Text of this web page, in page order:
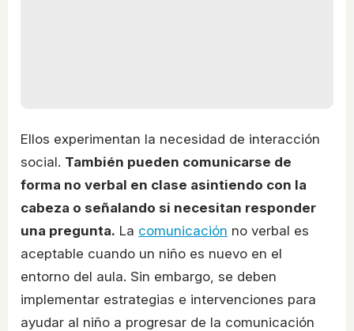
Ellos experimentan la necesidad de interacción
social. También pueden comunicarse de
forma no verbal en clase asintiendo con la
cabeza o señalando si necesitan responder
una pregunta. La comunicación no verbal es
aceptable cuando un niño es nuevo en el
entorno del aula. Sin embargo, se deben
implementar estrategias e intervenciones para
ayudar al niño a progresar de la comunicación